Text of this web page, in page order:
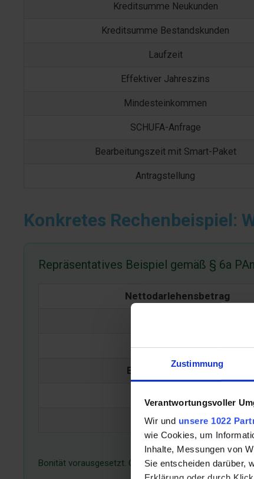
Zustimmung
Verantwortungsvoller
Wir und unsere 1022
wie Cookies, um
Inhalte, Messungen von
Sie entscheiden darüber,
Kreditsumme Neukunden
Kreditsumme Bestandskunden
Laufzeit
Effektiver Jahreszins
Mindesteinkommen
SCHUFA-Anfrage
Bearbeitungszeit mit Smart-Paket
Antragstellung
Konkretes Rechenbeispiel:
Repräsentatives Beispiel gemäß § 6a
Nettodarlehensbetrag
Monatliche Rate
Effektiver Jahreszins
Gesamtrückzahlung
Bonität vorausgesetzt. Ohne Smart-Paket. Das